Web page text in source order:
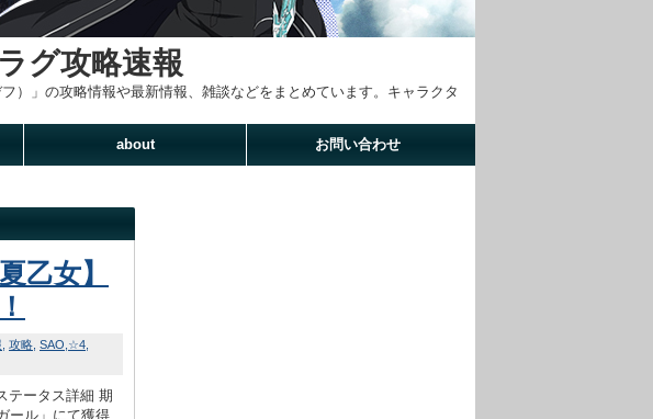
グ攻略速報
）」の攻略情報や最新情報、雑談などをまとめています。キャラクタ
about お問い合わせ
乙女】
攻略 SAO ☆4
テータス詳細 期
ール」にて獲得